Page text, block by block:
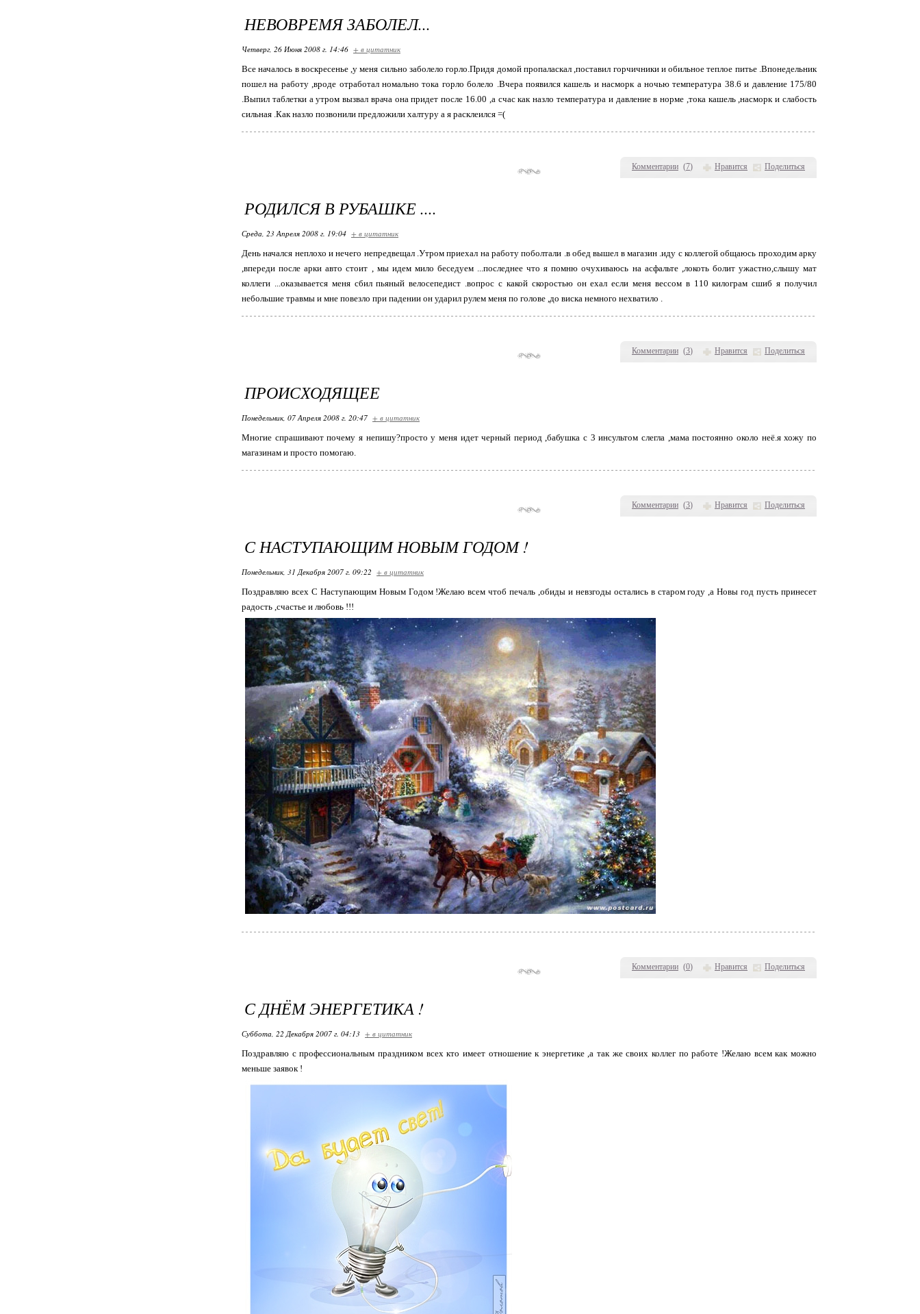
Комментарии (7) Нравится Поделиться
НЕВОВРЕМЯ ЗАБОЛЕЛ...
Четверг, 26 Июня 2008 г. 14:46 + в цитатник
Все началось в воскресенье ,у меня сильно заболело горло.Придя домой пропаласкал ,поставил горчичники и обильное теплое питье .Впонедельник
пошел на работу ,вроде отработал номально тока горло болело .Вчера появился кашель и насморк а ночью температура 38.6 и давление 175/80
.Выпил таблетки а утром вызвал врача она придет после 16.00 ,а счас как назло температура и давление в норме ,тока кашель ,насморк и слабость
сильная .Как назло позвонили предложили халтуру а я расклеился =(
Комментарии (3) Нравится Поделиться
РОДИЛСЯ В РУБАШКЕ ....
Среда, 23 Апреля 2008 г. 19:04 + в цитатник
День начался неплохо и нечего непредвещал .Утром приехал на работу поболтали .в обед вышел в магазин .иду с коллегой общаюсь проходим арку
,впереди после арки авто стоит , мы идем мило беседуем ...последнее что я помню очухиваюсь на асфальте ,локоть болит ужастно,слышу мат
коллеги ...оказывается меня сбил пьяный велосепедист .вопрос с какой скоростью он ехал если меня вессом в 110 килограм сшиб я получил
небольшие травмы и мне повезло при падении он ударил рулем меня по голове ,до виска немного нехватило .
Комментарии (3) Нравится Поделиться
ПРОИСХОДЯЩЕЕ
Понедельник, 07 Апреля 2008 г. 20:47 + в цитатник
Многие спрашивают почему я непишу?просто у меня идет черный период ,бабушка с 3 инсультом слегла ,мама постоянно около неё.я хожу по
магазинам и просто помогаю.
Комментарии (0) Нравится Поделиться
С НАСТУПАЮЩИМ НОВЫМ ГОДОМ !
Понедельник, 31 Декабря 2007 г. 09:22 + в цитатник
Поздравляю всех С Наступающим Новым Годом !Желаю всем чтоб печаль ,обиды и невзгоды остались в старом году ,а Новы год пусть принесет
радость ,счастье и любовь !!!
С ДНЁМ ЭНЕРГЕТИКА !
Суббота, 22 Декабря 2007 г. 04:13 + в цитатник
Поздравляю с профессиональным праздником всех кто имеет отношение к энергетике ,а так же своих коллег по работе !Желаю всем как можно
меньше заявок !